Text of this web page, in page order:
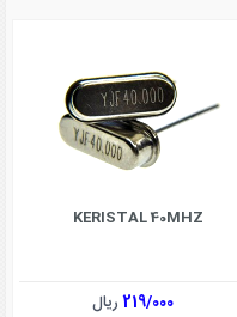
KERISTAL 40MHZ
219/000ریال